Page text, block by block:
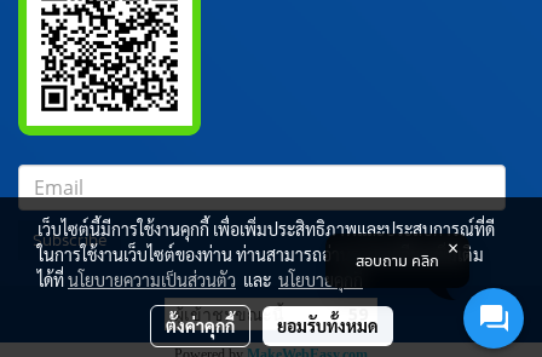
Subscribe
ผู้เข้าชมขณะนี้
เว็บไซต์นี้มีการใช้งานคุกกี้ เพื่อเพิ่มประสิทธิภาพและประสบการณ์ที่ดี
ในการใช้งานเว็บไซต์ของท่าน ท่านสามารถอ่านรายละเอียดเพิ่มเติม
ได้ที่นโยบายความเป็นส่วนตัว และ นโยบายคุกกี้
ตั้งค่าคุกกี้ ยอมรับทั้งหมด
สอบถาม คลิก